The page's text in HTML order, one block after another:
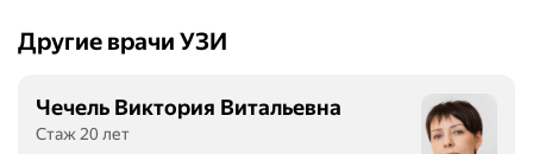
Другие врачи УЗИ
Чечель Виктория Витальевна
Стаж 20 лет